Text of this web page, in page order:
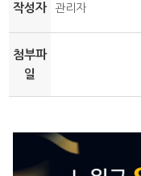
작성자 관리자
첨부파
일